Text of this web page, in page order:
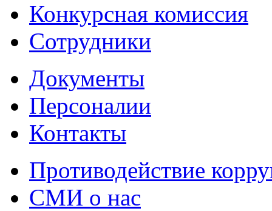
Конкурсная комиссия
Сотрудники
Документы
Персоналии
Контакты
Противодействие
СМИ о нас